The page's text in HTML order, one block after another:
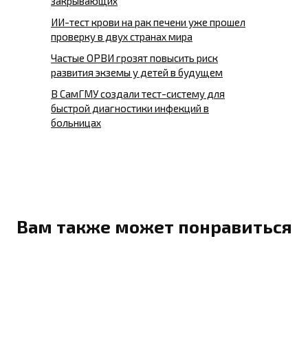
ИИ-тест крови на рак печени уже прошел
проверку в двух странах мира
Частые ОРВИ грозят повысить риск
развития экземы у детей в будущем
В СамГМУ создали тест-систему для
быстрой диагностики инфекций в
больницах
Вам также может понравиться